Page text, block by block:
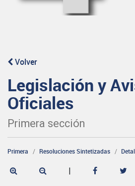
Volver
Legislación y
Oficiales
Primera sección
Primera Resoluciones Sintetizadas
|